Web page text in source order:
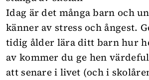
Idag är det många barn och
känner av stress och ångest.
tidig ålder lära ditt barn hur
av kommer du ge hen
att senare i livet (och i